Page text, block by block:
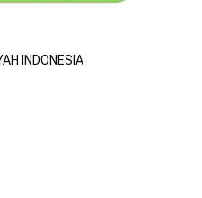
INDONESIA